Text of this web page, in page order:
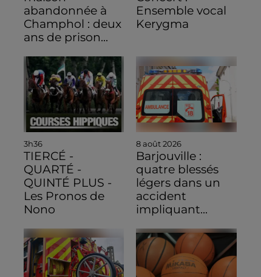
abandonnée à
Champhol : deux
ans de prison...
Ensemble vocal
Kerygma
3h36
TIERCÉ -
QUARTÉ -
QUINTÉ PLUS -
Les Pronos de
Nono
8 août 2026
Barjouville :
quatre blessés
légers dans un
accident
impliquant...